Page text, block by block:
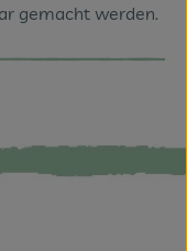
gemacht werden.